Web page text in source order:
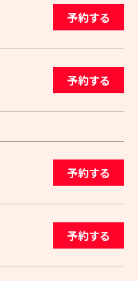
予約する
予約する
予約する
予約する